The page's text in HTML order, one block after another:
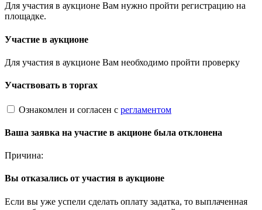
Для участия в аукционе Вам нужно пройти регистрацию на
площадке.
Участие в аукционе
Для участия в аукционе Вам необходимо пройти проверку
Участвовать в торгах
Ознакомлен и согласен с регламентом
Ваша заявка на участие в акционе была отклонена
Причина:
Вы отказались от участия в аукционе
Если вы уже успели сделать оплату задатка, то выплаченная